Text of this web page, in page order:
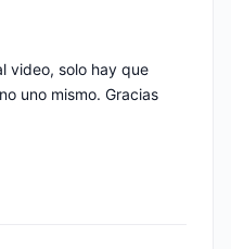
video, solo hay que
uno mismo. Gracias